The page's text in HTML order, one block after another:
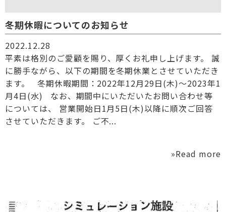
冬期休暇についてのお知らせ
2022.12.28
平素は格別のご愛顧を賜り、厚くお礼申し上げます。 誠
に勝手ながら、以下の期間を冬期休業とさせていただき
ます。 冬期休暇期間：2022年12月29日(木)～2023年1
月4日(水) なお、期間中にいただいたお問い合わせ等
については、 営業開始日1月5日(木)以降に順次ご回答
させていただきます。 ご不...
»Read more